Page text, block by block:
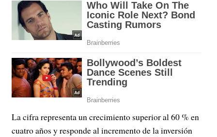
La cifra representa un crecimiento superior al 60 % en
cuatro años y responde al incremento de la inversión